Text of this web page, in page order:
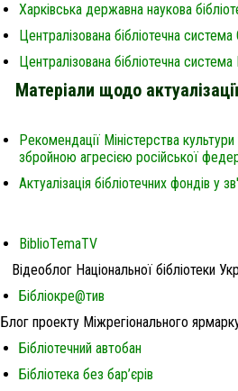
Харківська державна наукова
Централізована бібліотечна
Централізована бібліотечна
Матеріали щодо
Рекомендації Міністерства культури
збройною агресією російської
Актуалізація бібліотечних фондів у
BiblioTemaTV
Відеоблог Національної бібліотеки
Бібліокре@тив
Блог проекту Міжрегіонального ярмарку
Бібліотечний автобан
Бібліотека без бар’єрів